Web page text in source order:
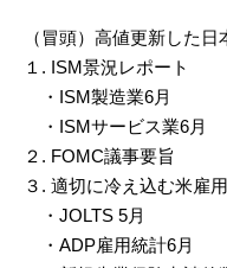
（冒頭）高値更新した日
１. ISM景況レポート
・ISM製造業6月
・ISMサービス業6月
２. FOMC議事要旨
３. 適切に冷え込む米雇
・JOLTS 5月
・ADP雇用統計6月